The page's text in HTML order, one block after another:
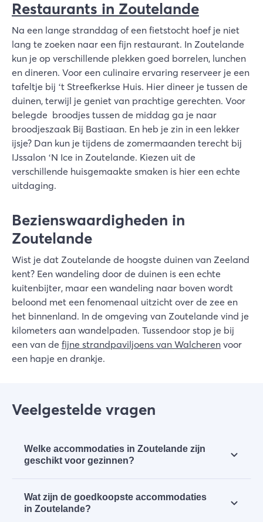
Restaurants in Zoutelande
Na een lange stranddag of een fietstocht hoef je niet
lang te zoeken naar een fijn restaurant. In Zoutelande
kun je op verschillende plekken goed borrelen, lunchen
en dineren. Voor een culinaire ervaring reserveer je een
tafeltje bij ‘t Streefkerkse Huis. Hier dineer je tussen de
duinen, terwijl je geniet van prachtige gerechten. Voor
belegde broodjes tussen de middag ga je naar
broodjeszaak Bij Bastiaan. En heb je zin in een lekker
ijsje? Dan kun je tijdens de zomermaanden terecht bij
IJssalon ‘N Ice in Zoutelande. Kiezen uit de
verschillende huisgemaakte smaken is hier een echte
uitdaging.
Bezienswaardigheden in
Zoutelande
Wist je dat Zoutelande de hoogste duinen van Zeeland
kent? Een wandeling door de duinen is een echte
kuitenbijter, maar een wandeling naar boven wordt
beloond met een fenomenaal uitzicht over de zee en
het binnenland. In de omgeving van Zoutelande vind je
kilometers aan wandelpaden. Tussendoor stop je bij
een van de fijne strandpaviljoens van Walcheren voor
een hapje en drankje.
Veelgestelde vragen
Welke accommodaties in Zoutelande zijn
geschikt voor gezinnen?
daarom veelaccommodaties voor gezinnen
Wat zijn de goedkoopste accommodaties
in Zoutelande?